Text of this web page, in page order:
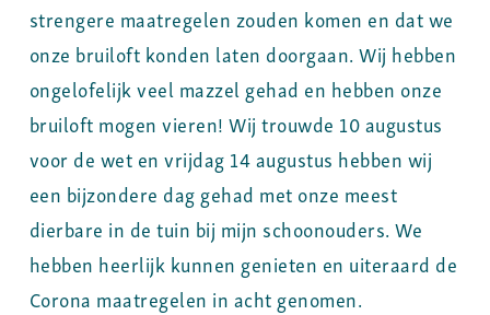
strengere maatregelen zouden komen en dat we
onze bruiloft konden laten doorgaan. Wij hebben
ongelofelijk veel mazzel gehad en hebben onze
bruiloft mogen vieren! Wij trouwde 10 augustus
voor de wet en vrijdag 14 augustus hebben wij
een bijzondere dag gehad met onze meest
dierbare in de tuin bij mijn schoonouders. We
hebben heerlijk kunnen genieten en uiteraard de
Corona maatregelen in acht genomen.